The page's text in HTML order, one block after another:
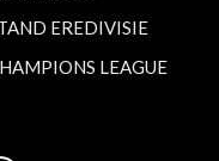
EREDIVISIE
LEAGUE